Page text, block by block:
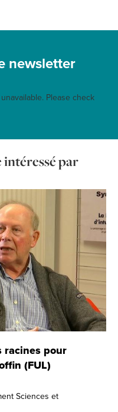
newsletter
Please check
intéressé par
racines pour
(FUL)
Sciences et